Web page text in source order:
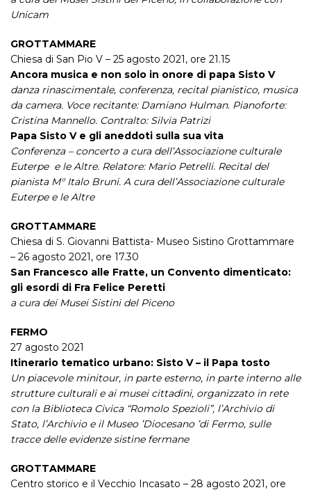
Unicam
GROTTAMMARE
Chiesa di San Pio V – 25 agosto 2021, ore 21.15
Ancora musica e non solo in onore di papa Sisto V
danza rinascimentale, conferenza, recital pianistico, musica
da camera. Voce recitante: Damiano Hulman. Pianoforte:
Cristina Mannello. Contralto: Silvia Patrizi
Papa Sisto V e gli aneddoti sulla sua vita
Conferenza – concerto a cura dell’Associazione culturale
Euterpe e le Altre. Relatore: Mario Petrelli. Recital del
pianista M° Italo Bruni. A cura dell’Associazione culturale
Euterpe e le Altre
GROTTAMMARE
Chiesa di S. Giovanni Battista- Museo Sistino Grottammare
– 26 agosto 2021, ore 17.30
San Francesco alle Fratte, un Convento dimenticato:
gli esordi di Fra Felice Peretti
a cura dei Musei Sistini del Piceno
FERMO
27 agosto 2021
Itinerario tematico urbano: Sisto V – il Papa tosto
Un piacevole minitour, in parte esterno, in parte interno alle
strutture culturali e ai musei cittadini, organizzato in rete
con la Biblioteca Civica “Romolo Spezioli”, l’Archivio di
Stato, l’Archivio e il Museo ’Diocesano ’di Fermo, sulle
tracce delle evidenze sistine fermane
GROTTAMMARE
Centro storico e il Vecchio Incasato – 28 agosto 2021, ore